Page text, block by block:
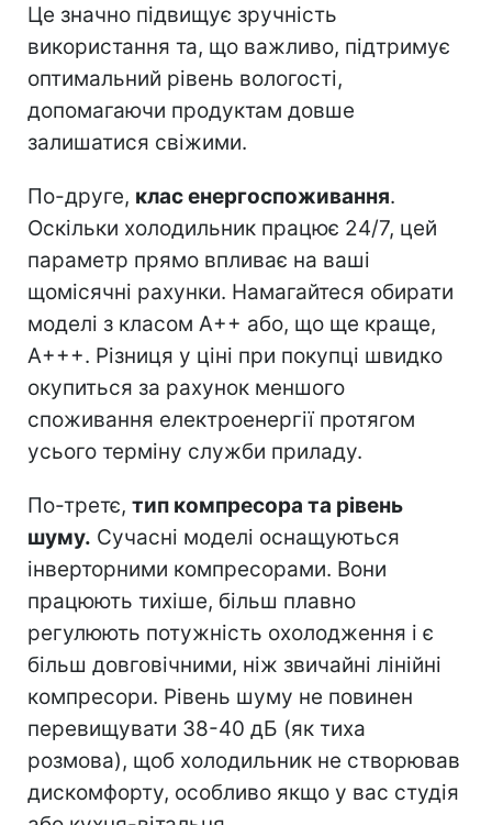
Це значно підвищує зручність
використання та, що важливо, підтримує
оптимальний рівень вологості,
допомагаючи продуктам довше
залишатися свіжими.
По-друге, клас енергоспоживання.
Оскільки холодильник працює 24/7, цей
параметр прямо впливає на ваші
щомісячні рахунки. Намагайтеся обирати
моделі з класом A++ або, що ще краще,
A+++. Різниця у ціні при покупці швидко
окупиться за рахунок меншого
споживання електроенергії протягом
усього терміну служби приладу.
По-третє, тип компресора та рівень
шуму. Сучасні моделі оснащуються
інверторними компресорами. Вони
працюють тихіше, більш плавно
регулюють потужність охолодження і є
більш довговічними, ніж звичайні лінійні
компресори. Рівень шуму не повинен
перевищувати 38-40 дБ (як тиха
розмова), щоб холодильник не створював
дискомфорту, особливо якщо у вас студія